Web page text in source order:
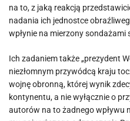
na to, z jaką reakcją
nadania ich jednostce
wpłynie na mierzony
Ich zadaniem także „prezydent
niezłomnym przywódcą kraju
wojnę obronną, której wynik
kontynentu, a nie wyłącznie o
autorów na to żadnego wpływu